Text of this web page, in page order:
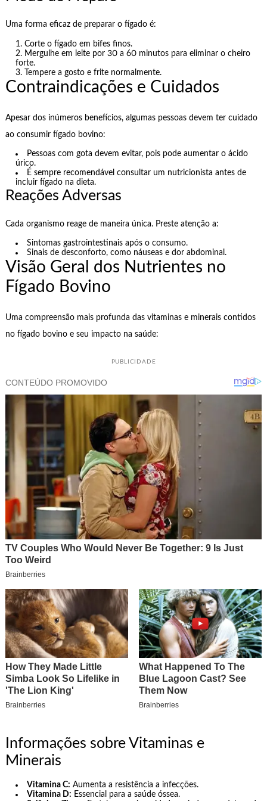
Uma forma eficaz de preparar o fígado é:
Corte o fígado em bifes finos.
Mergulhe em leite por 30 a 60 minutos para eliminar o cheiro
forte.
Tempere a gosto e frite normalmente.
Contraindicações e Cuidados
Apesar dos inúmeros benefícios, algumas pessoas devem ter cuidado
ao consumir fígado bovino:
Pessoas com gota devem evitar, pois pode aumentar o ácido
úrico.
É sempre recomendável consultar um nutricionista antes de
incluir fígado na dieta.
Reações Adversas
Cada organismo reage de maneira única. Preste atenção a:
Sintomas gastrointestinais após o consumo.
Sinais de desconforto, como náuseas e dor abdominal.
Visão Geral dos Nutrientes no
Fígado Bovino
Uma compreensão mais profunda das vitaminas e minerais contidos
no fígado bovino e seu impacto na saúde:
PUBLICIDADE
Informações sobre Vitaminas e
Minerais
Vitamina C: Aumenta a resistência a infecções.
Vitamina D: Essencial para a saúde óssea.